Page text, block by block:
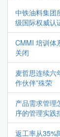
中铁油料集团
级国际权威认
CMMI 培训体
关闭
麦哲思连续六
作伙伴”殊荣
产品需求管理
序的管理实践
返工率从35%